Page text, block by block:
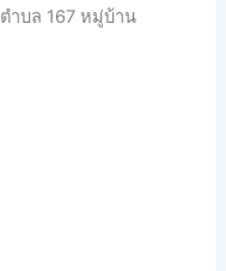
ำบล 167 หมู่บ้าน